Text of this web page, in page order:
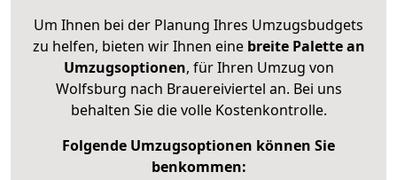
Um Ihnen bei der Planung Ihres Umzugsbudgets
zu helfen, bieten wir Ihnen eine breite Palette an
Umzugsoptionen, für Ihren Umzug von
Wolfsburg nach Brauereiviertel an. Bei uns
behalten Sie die volle Kostenkontrolle.
Folgende Umzugsoptionen können Sie
benkommen: